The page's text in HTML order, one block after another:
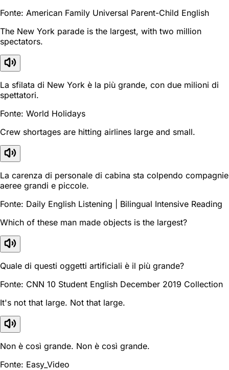
Fonte: American Family Universal Parent-Child English
The New York parade is the largest, with two million
spectators.
La sfilata di New York è la più grande, con due milioni di
spettatori.
Fonte: World Holidays
Crew shortages are hitting airlines large and small.
La carenza di personale di cabina sta colpendo compagnie
aeree grandi e piccole.
Fonte: Daily English Listening | Bilingual Intensive Reading
Which of these man made objects is the largest?
Quale di questi oggetti artificiali è il più grande?
Fonte: CNN 10 Student English December 2019 Collection
It's not that large. Not that large.
Non è così grande. Non è così grande.
Fonte: Easy_Video